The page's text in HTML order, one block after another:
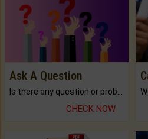
Ask A Question
CHECK NOW